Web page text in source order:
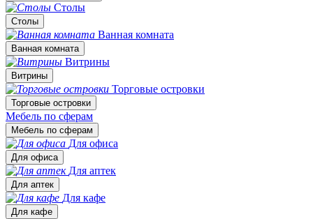
Столы
Столы
Ванная комната
Ванная комната
Витрины
Витрины
Торговые островки
Торговые островки
Мебель по сферам
Мебель по сферам
Для офиса
Для офиса
Для аптек
Для аптек
Для кафе
Для кафе